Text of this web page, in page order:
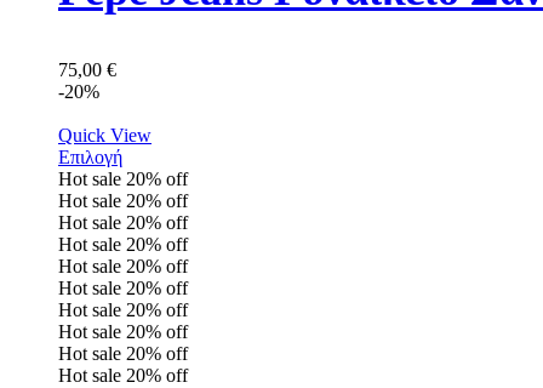
75,00 €
-20%
Quick View
Επιλογή
Hot sale 20% off
Hot sale 20% off
Hot sale 20% off
Hot sale 20% off
Hot sale 20% off
Hot sale 20% off
Hot sale 20% off
Hot sale 20% off
Hot sale 20% off
Hot sale 20% off